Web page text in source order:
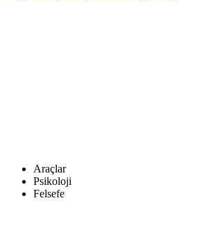
Araçlar
Psikoloji
Felsefe